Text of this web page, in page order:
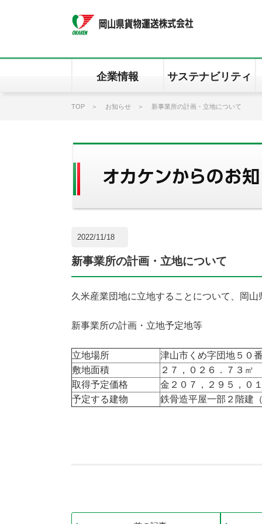
企業情報 サステナビリティ
TOP お知らせ 新事業所の計画・立地について
2022/11/18
新事業所の計画・立地について
久米産業団地に立地することについて、岡
新事業所の計画・立地予定地等
立地場所
津山市くめ字団地５０
敷地面積
２７，０２６．７３㎡
取得予定価格
金２０７，２９５，０
予定する建物
鉄骨造平屋一部２階建